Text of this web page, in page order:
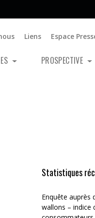
Liens Espace
PROSPECTIVE
Statistiques
Enquête auprès
wallons – indice